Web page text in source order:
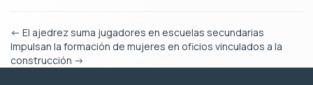
← El ajedrez suma jugadores en escuelas secundarias
Impulsan la formación de mujeres en oficios vinculados a la
construcción →